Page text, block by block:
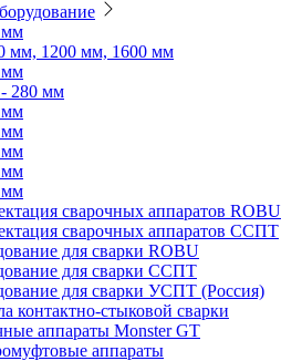
мм
мм, 1200 мм, 1600 мм
мм
280 мм
мм
мм
мм
мм
мм
сварочных аппаратов ROBU
сварочных аппаратов ССПТ
для сварки ROBU
для сварки ССПТ
для сварки УСПТ (Россия)
контактно-стыковой сварки
аппараты Monster GT
аппараты